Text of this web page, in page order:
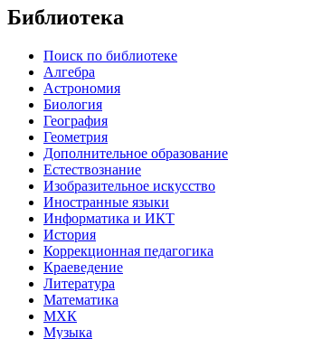
Библиотека
Поиск по библиотеке
Алгебра
Астрономия
Биология
География
Геометрия
Дополнительное образование
Естествознание
Изобразительное искусство
Иностранные языки
Информатика и ИКТ
История
Коррекционная педагогика
Краеведение
Литература
Математика
МХК
Музыка